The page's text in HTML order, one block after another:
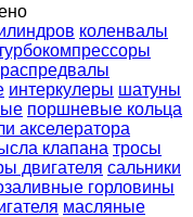
коленвалы
распредвалы
интеркулеры шатуны
поршневые кольца
акселератора
клапана тросы
двигателя сальники
горловины
масляные